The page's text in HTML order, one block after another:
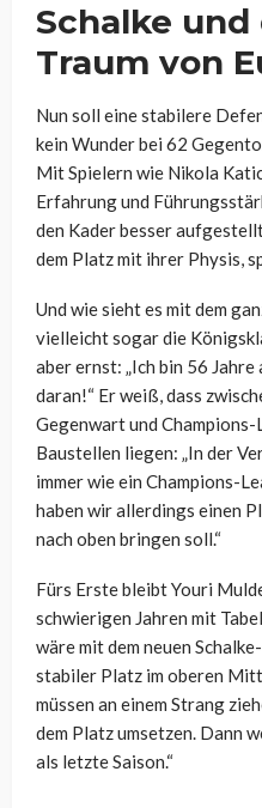
Schalke
Traum von
Nun soll eine stabilere
kein Wunder bei 62
Mit Spielern wie Nikola
Erfahrung und
den Kader besser
dem Platz mit ihrer Physis,
Und wie sieht es mit dem
vielleicht sogar die
aber ernst: „Ich bin 56
daran!“ Er weiß, dass
Gegenwart und
Baustellen liegen: „In der
immer wie ein Champions-
haben wir allerdings einen
nach oben bringen soll.“
Fürs Erste bleibt Youri
schwierigen Jahren mit
wäre mit dem neuen
stabiler Platz im oberen
müssen an einem Strang
dem Platz umsetzen. Dann
als letzte Saison.“